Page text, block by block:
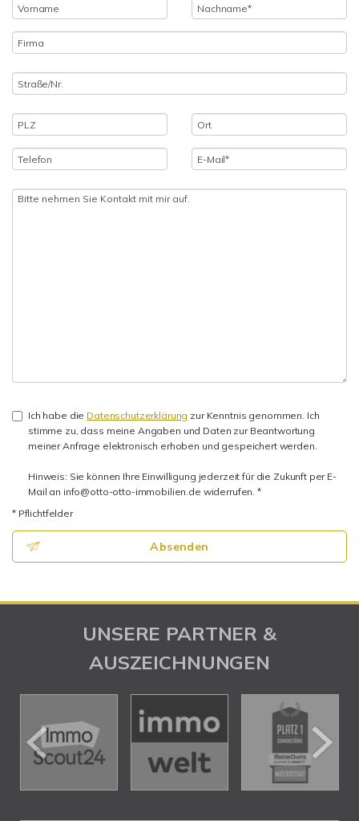
Ich habe die Datenschutzerklärung zur Kenntnis genommen. Ich
stimme zu, dass meine Angaben und Daten zur Beantwortung
meiner Anfrage elektronisch erhoben und gespeichert werden.
Hinweis: Sie können Ihre Einwilligung jederzeit für die Zukunft per E-
Mail an info@otto-otto-immobilien.de widerrufen. *
* Pflichtfelder
Absenden
UNSERE PARTNER &
AUSZEICHNUNGEN